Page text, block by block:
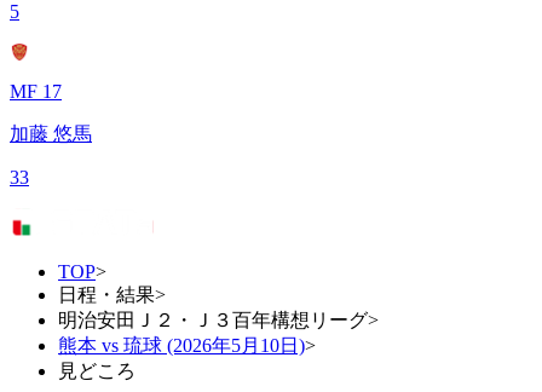
5
MF 17
加藤 悠馬
33
TOP>
日程・結果>
明治安田Ｊ２・Ｊ３百年構想リーグ>
熊本 vs 琉球 (2026年5月10日)>
見どころ